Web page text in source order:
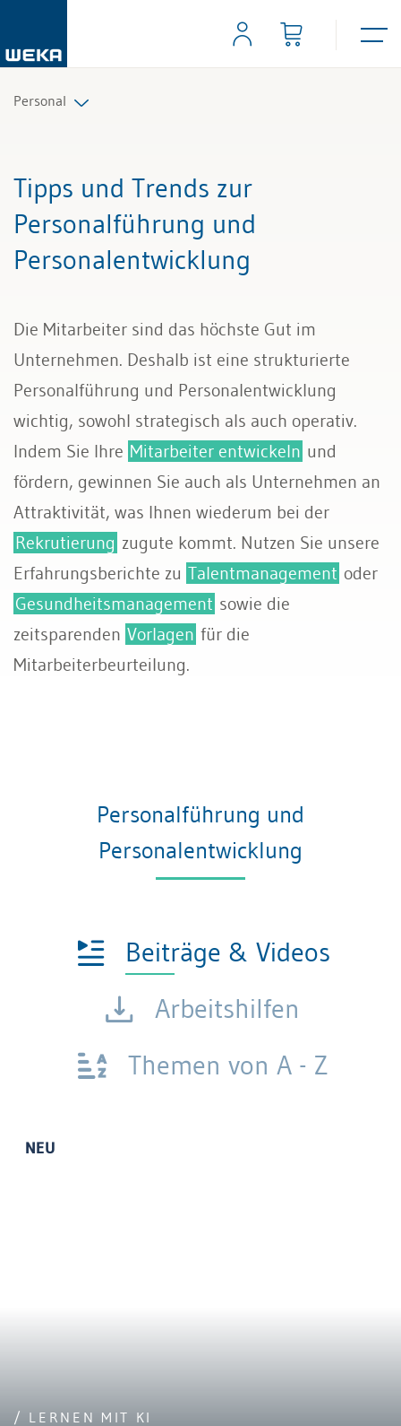
Personal
Arbeitsverträge und Reglemente
Arbeitszeit und Absenzen
Personalführung und Personalentwicklung
Kündigung & Arbeitszeugnis
Sozialversicherungen
Tipps und Trends zur
Personalführung und
Personalentwicklung
Die Mitarbeiter sind das höchste Gut im
Unternehmen. Deshalb ist eine strukturierte
Personalführung und Personalentwicklung
wichtig, sowohl strategisch als auch operativ.
Indem Sie Ihre Mitarbeiter entwickeln und
fördern, gewinnen Sie auch als Unternehmen an
Attraktivität, was Ihnen wiederum bei der
Rekrutierung zugute kommt. Nutzen Sie unsere
Erfahrungsberichte zu Talentmanagement oder
Gesundheitsmanagement sowie die
zeitsparenden Vorlagen für die
Mitarbeiterbeurteilung.
Personalführung und
Personalentwicklung
Beiträge & Videos
Arbeitshilfen
Themen von A - Z
NEU
/ LERNEN MIT KI